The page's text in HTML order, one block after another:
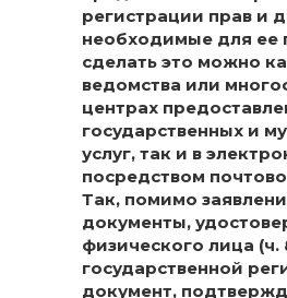
регистрации прав и
необходимые для ее
сделать это можно
ведомства или
центрах
государственных и
услуг, так и в
посредством
Так, помимо
документы,
физического лица (ч.
государственной
документ,